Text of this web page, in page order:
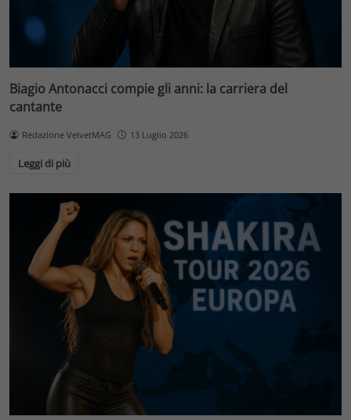
Biagio Antonacci compie gli anni: la carriera del
cantante
Redazione VelvetMAG 13 Luglio 2026
Leggi di più